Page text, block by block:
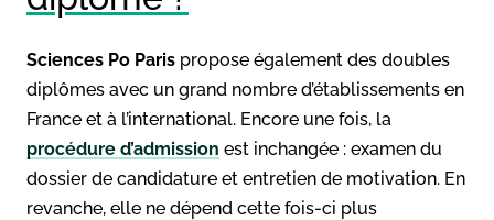
Sciences Po Paris propose également des doubles
diplômes avec un grand nombre d’établissements en
France et à l’international. Encore une fois, la
procédure d’admission est inchangée : examen du
dossier de candidature et entretien de motivation. En
revanche, elle ne dépend cette fois-ci plus